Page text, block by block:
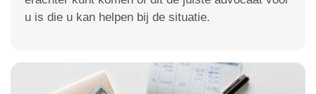
u is die u kan helpen bij de situatie.